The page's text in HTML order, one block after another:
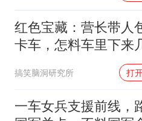
红色宝藏：营长带人
卡车，怎料车里下来
搞笑脑洞研究所 打
一车女兵支援前线，